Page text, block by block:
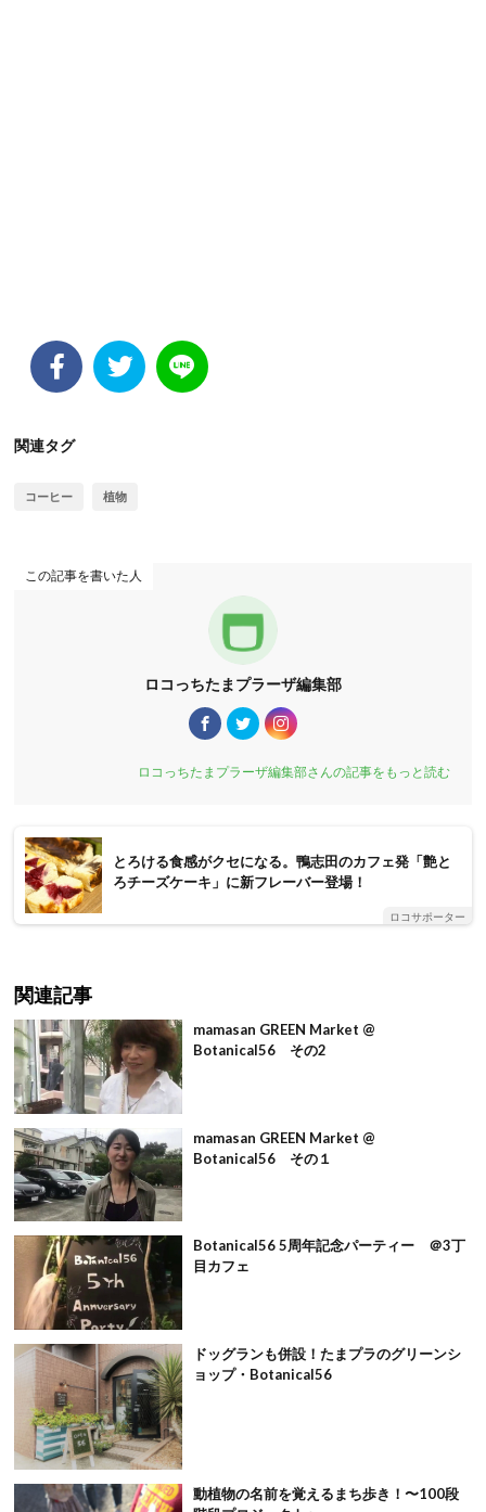
関連タグ
コーヒー 植物
この記事を書いた人
ロコっちたまプラーザ編集部
ロコっちたまプラーザ編集部さんの記事をもっと読む
とろける食感がクセになる。鴨志田のカフェ発「艶と
ろチーズケーキ」に新フレーバー登場！
ロコサポーター
関連記事
mamasan GREEN Market @
Botanical56 その2
mamasan GREEN Market @
Botanical56 その１
Botanical56 5周年記念パーティー ＠3丁
目カフェ
ドッグランも併設！たまプラのグリーンシ
ョップ・Botanical56
動植物の名前を覚えるまち歩き！〜100段